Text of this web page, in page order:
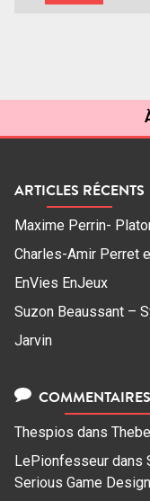
ARTICLES RÉCENTS
Maxime Perrin-
Charles-Amir Perret
EnVies EnJeux
Suzon Beaussant –
Jarvin
Thespios dans
LePionfesseur dans
Serious Game